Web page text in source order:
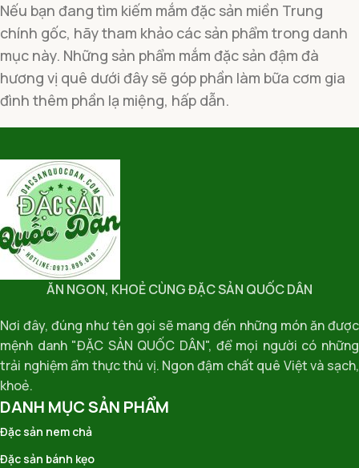
Nếu bạn đang tìm kiếm mắm đặc sản miền Trung
chính gốc, hãy tham khảo các sản phẩm trong danh
mục này. Những sản phẩm mắm đặc sản đậm đà
hương vị quê dưới đây sẽ góp phần làm bữa cơm gia
đình thêm phần lạ miệng, hấp dẫn.
ĂN NGON, KHOẺ CÙNG ĐẶC SẢN QUỐC DÂN
Nơi đây, đúng như tên gọi sẽ mang đến những món ăn được
mệnh danh "ĐẶC SẢN QUỐC DÂN", để mọi người có những
trải nghiệm ẩm thực thú vị. Ngon đậm chất quê Việt và sạch,
khoẻ.
DANH MỤC SẢN PHẨM
Đặc sản nem chả
Đặc sản bánh kẹo